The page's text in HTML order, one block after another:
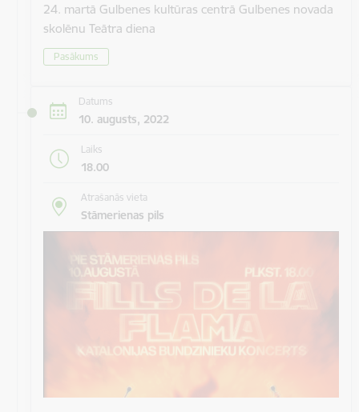
24. martā Gulbenes kultūras centrā Gulbenes novada
skolēnu Teātra diena
Pasākums
Datums
10. augusts, 2022
Laiks
18.00
Atrašanās vieta
Stāmerienas pils